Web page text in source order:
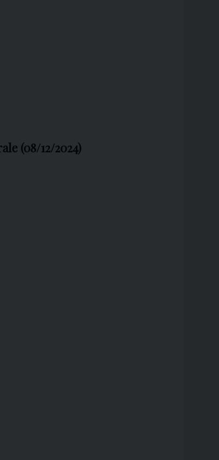
(08/12/2024)